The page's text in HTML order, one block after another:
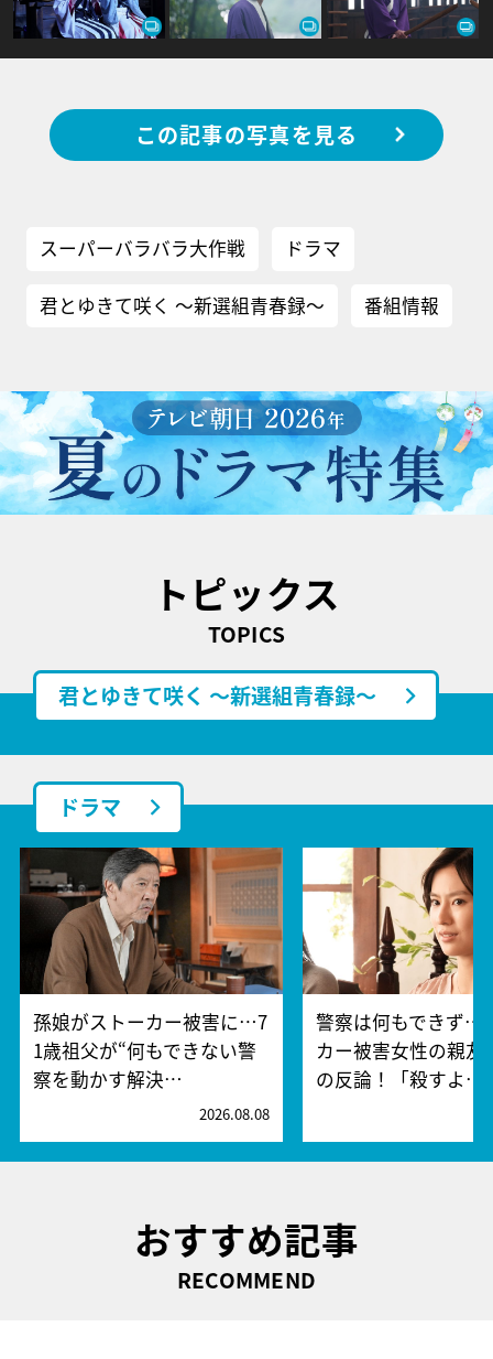
この記事の写真を見る
スーパーバラバラ大作戦 ドラマ
君とゆきて咲く ～新選組青春録～ 番組情報
トピックス
TOPICS
君とゆきて咲く ～新選組青春録～
ドラマ
孫娘がストーカー被害に…7
1歳祖父が“何もできない警
察を動かす解決…
2026.08.08
警察は何もできず…
カー被害女性の親友
の反論！「殺すよ…
おすすめ記事
RECOMMEND